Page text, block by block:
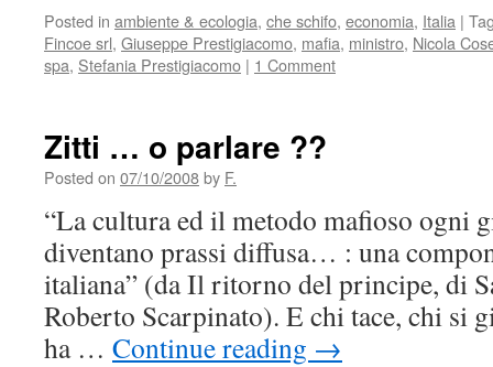
Posted in ambiente & ecologia, che schifo, economia, Italia |
Fincoe srl, Giuseppe Prestigiacomo, mafia, ministro, Nicola
spa, Stefania Prestigiacomo | 1 Comment
Zitti … o parlare ??
Posted on 07/10/2008by F.
“La cultura ed il metodo mafioso ogni
diventano prassi diffusa… : una
italiana” (da Il ritorno del principe, di
Roberto Scarpinato). E chi tace, chi si
ha … Continue reading →